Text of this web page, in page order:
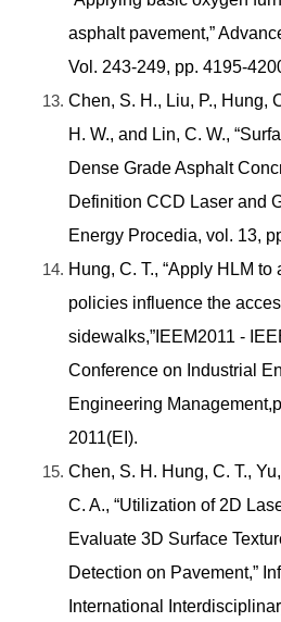
asphalt pavement,”
Vol. 243-249, pp. 4195-
Chen, S. H., Liu, P., Hung,
H. W., and Lin, C. W.,
Dense Grade Asphalt
Definition CCD Laser and
Energy Procedia, vol. 13,
Hung, C. T., “Apply HLM
policies influence the
sidewalks,”IEEM2011 -
Conference on Industrial
Engineering
2011(EI).
Chen, S. H. Hung, C. T.,
C. A., “Utilization of 2D
Evaluate 3D Surface
Detection on Pavement,”
International